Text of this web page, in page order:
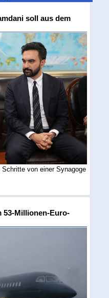
soll aus dem
von einer Synagoge
53-Millionen-Euro-